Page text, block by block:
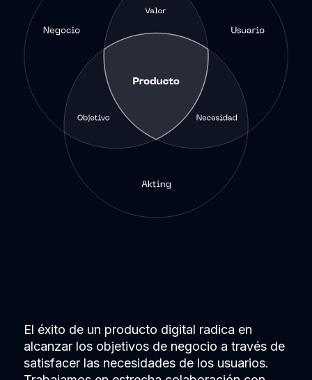
El éxito de un producto digital radica en
alcanzar los objetivos de negocio a través de
satisfacer las necesidades de los usuarios.